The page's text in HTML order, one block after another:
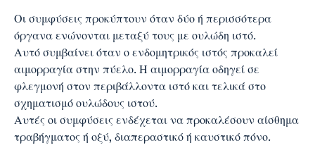
Οι συμφύσεις προκύπτουν όταν δύο ή περισσότερα
όργανα ενώνονται μεταξύ τους με ουλώδη ιστό.
Αυτό συμβαίνει όταν ο ενδομητρικός ιστός προκαλεί
αιμορραγία στην πύελο. Η αιμορραγία οδηγεί σε
φλεγμονή στον περιβάλλοντα ιστό και τελικά στο
σχηματισμό ουλώδους ιστού.
Αυτές οι συμφύσεις ενδέχεται να προκαλέσουν αίσθημα
τραβήγματος ή οξύ, διαπεραστικό ή καυστικό πόνο.